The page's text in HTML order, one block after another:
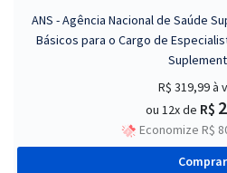
ANS - Agência Nacional de Saúde
Básicos para o Cargo de
R$ 319,99à
ou 12x de R$
Economize R$
Comprar